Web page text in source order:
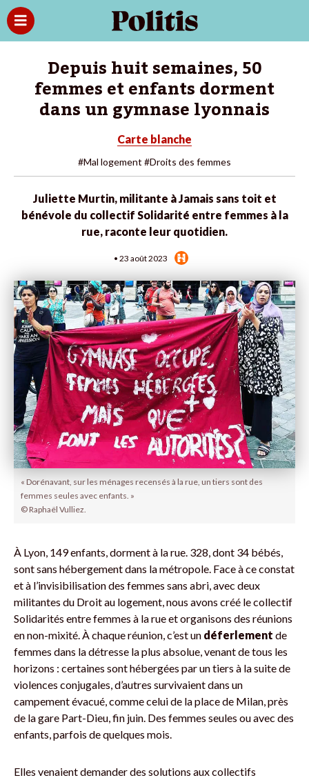
Depuis huit semaines, 50
femmes et enfants dorment
dans un gymnase lyonnais
Carte blanche
#Mal logement #Droits des femmes
Juliette Murtin, militante à Jamais sans toit et
bénévole du collectif Solidarité entre femmes à la
rue, raconte leur quotidien.
• 23 août 2023
« Dorénavant, sur les ménages recensés à la rue, un tiers sont des
femmes seules avec enfants. »
© Raphaël Vulliez.
À Lyon, 149 enfants, dorment à la rue. 328, dont 34 bébés,
sont sans hébergement dans la métropole. Face à ce constat
et à l’invisibilisation des femmes sans abri, avec deux
militantes du Droit au logement, nous avons créé le collectif
Solidarités entre femmes à la rue et organisons des réunions
en non-mixité. À chaque réunion, c’est un déferlement de
femmes dans la détresse la plus absolue, venant de tous les
horizons : certaines sont hébergées par un tiers à la suite de
violences conjugales, d’autres survivaient dans un
campement évacué, comme celui de la place de Milan, près
de la gare Part-Dieu, fin juin. Des femmes seules ou avec des
enfants, parfois de quelques mois.
Elles venaient demander des solutions aux collectifs